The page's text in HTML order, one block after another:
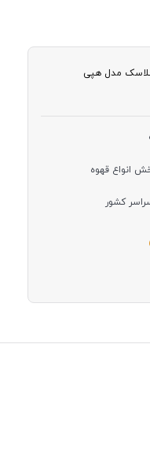
مدل هپی
انواع قهوه
کشور